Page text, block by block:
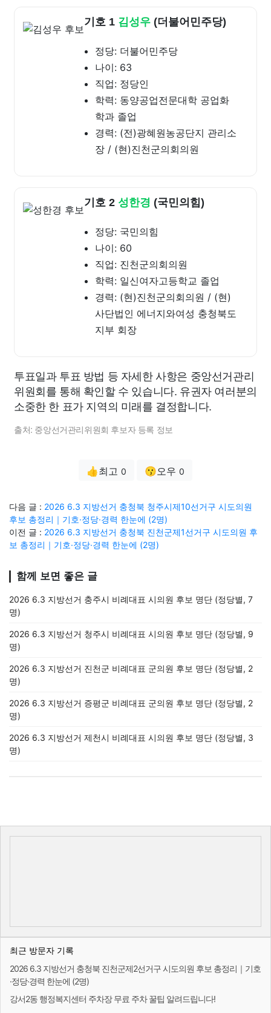
기호 1 김성우 (더불어민주당)
정당: 더불어민주당
나이: 63
직업: 정당인
학력: 동양공업전문대학 공업화
학과 졸업
경력: (전)광혜원농공단지 관리소
장 / (현)진천군의회의원
기호 2 성한경 (국민의힘)
정당: 국민의힘
나이: 60
직업: 진천군의회의원
학력: 일신여자고등학교 졸업
경력: (현)진천군의회의원 / (현)
사단법인 에너지와여성 충청북도
지부 회장
투표일과 투표 방법 등 자세한 사항은 중앙선거관리
위원회를 통해 확인할 수 있습니다. 유권자 여러분의
소중한 한 표가 지역의 미래를 결정합니다.
출처: 중앙선거관리위원회 후보자 등록 정보
👍최고 0 😗오우 0
다음 글 : 2026 6.3 지방선거 충청북 청주시제10선거구 시도의원
후보 총정리｜기호·정당·경력 한눈에 (2명)
이전 글 : 2026 6.3 지방선거 충청북 진천군제1선거구 시도의원 후
보 총정리｜기호·정당·경력 한눈에 (2명)
함께 보면 좋은 글
2026 6.3 지방선거 충주시 비례대표 시의원 후보 명단 (정당별, 7
명)
2026 6.3 지방선거 청주시 비례대표 시의원 후보 명단 (정당별, 9
명)
2026 6.3 지방선거 진천군 비례대표 군의원 후보 명단 (정당별, 2
명)
2026 6.3 지방선거 증평군 비례대표 군의원 후보 명단 (정당별, 2
명)
2026 6.3 지방선거 제천시 비례대표 시의원 후보 명단 (정당별, 3
명)
최근 방문자 기록
2026 6.3 지방선거 충청북 진천군제2선거구 시도의원 후보 총정리｜기호
·정당·경력 한눈에 (2명)
강서2동 행정복지센터 주차장 무료 주차 꿀팁 알려드립니다!